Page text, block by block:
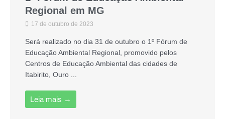
Regional em MG
17 de outubro de 2023
Será realizado no dia 31 de outubro o 1º Fórum de
Educação Ambiental Regional, promovido pelos
Centros de Educação Ambiental das cidades de
Itabirito, Ouro ...
Leia mais →